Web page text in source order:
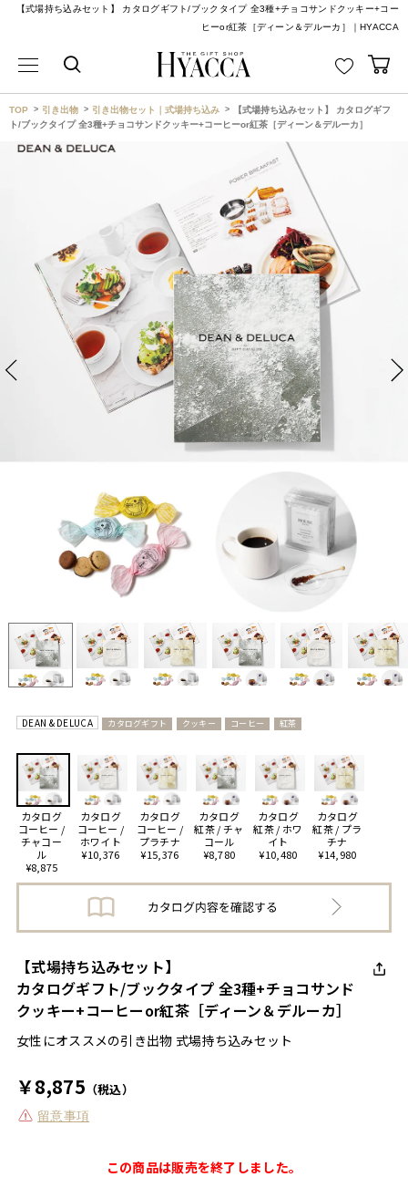
【式場持ち込みセット】 カタログギフト/ブックタイプ 全3種+チョコサンドクッキー+コー
ヒーor紅茶［ディーン＆デルーカ］｜HYACCA
TOP 引き出物 引き出物セット｜式場持ち込み
【式場持ち込みセット】 カタログギフ
ト/ブックタイプ 全3種+チョコサンドクッキー+コーヒーor紅茶［ディーン＆デルーカ］
DEAN & DELUCA カタログギフト クッキー コーヒー 紅茶
カタログ
コーヒー /
チャコー
ル
¥8,875
カタログ
コーヒー /
ホワイト
¥10,376
カタログ
コーヒー /
プラチナ
¥15,376
カタログ
紅茶 / チャ
コール
¥8,780
カタログ
紅茶 / ホワ
イト
¥10,480
カタログ
紅茶 / プラ
チナ
¥14,980
【式場持ち込みセット】
カタログギフト/ブックタイプ 全3種+チョコサンド
クッキー+コーヒーor紅茶［ディーン＆デルーカ］
女性にオススメの引き出物 式場持ち込みセット
￥8,875 （税込）
留意事項
この商品は販売を終了しました。